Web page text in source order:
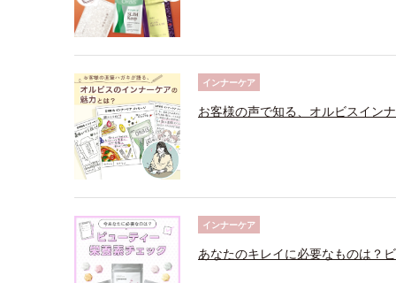
インナーケア
お客様の声で知る、オルビスイン
インナーケア
あなたのキレイに必要なものは？